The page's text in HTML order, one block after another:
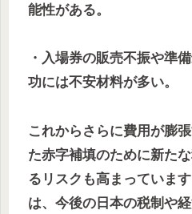
能性がある。
・入場券の販売不振や準
功には不安材料が多い。
これからさらに費用が膨
た赤字補填のために新た
るリスクも高まっていま
は、今後の日本の税制や